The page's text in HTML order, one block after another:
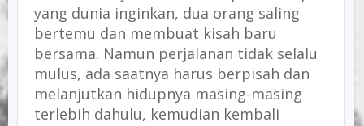
yang dunia inginkan, dua orang saling
bertemu dan membuat kisah baru
bersama. Namun perjalanan tidak selalu
mulus, ada saatnya harus berpisah dan
melanjutkan hidupnya masing-masing
terlebih dahulu, kemudian kembali